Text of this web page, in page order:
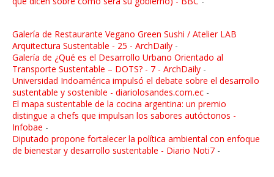
Galería de Restaurante Vegano Green Sushi / Atelier LAB
Arquitectura Sustentable - 25 - ArchDaily -
Galería de ¿Qué es el Desarrollo Urbano Orientado al
Transporte Sustentable – DOTS? - 7 - ArchDaily -
Universidad Indoamérica impulsó el debate sobre el desarrollo
sustentable y sostenible - diariolosandes.com.ec -
El mapa sustentable de la cocina argentina: un premio
distingue a chefs que impulsan los sabores autóctonos -
Infobae -
Diputado propone fortalecer la política ambiental con enfoque
de bienestar y desarrollo sustentable - Diario Noti7 -